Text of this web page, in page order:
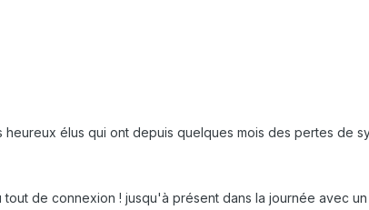
élus qui ont depuis quelques mois des pertes de
de connexion ! jusqu'à présent dans la journée avec